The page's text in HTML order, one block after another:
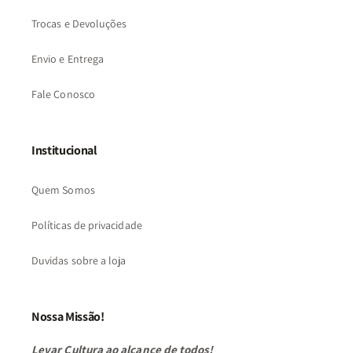
Trocas e Devoluções
Envio e Entrega
Fale Conosco
Institucional
Quem Somos
Políticas de privacidade
Duvidas sobre a loja
Nossa Missão!
Levar Cultura ao alcance de todos!